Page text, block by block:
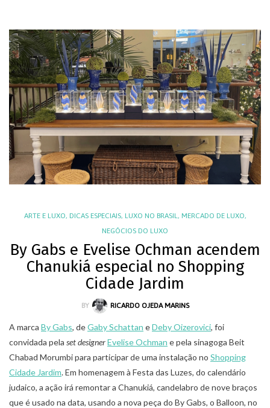
ARTE E LUXO, DICAS ESPECIAIS, LUXO NO BRASIL , MERCADO DE LUXO,
NEGÓCIOS DO LUXO
By Gabs e Evelise Ochman acendem
Chanukiá especial no Shopping
Cidade Jardim
BY RICARDO OJEDA MARINS
A marca By Gabs, deGaby Schattan eDeby Oizerovici, foi
convidada pela set designerEvelise Ochman e pela sinagoga Beit
Chabad Morumbi para participar de uma instalação no Shopping
Cidade Jardim. Em homenagem à Festa das Luzes, do calendário
judaico, a ação irá remontar a Chanukiá, candelabro de nove braços
que é usado na data, usando a nova peça do By Gabs, o Balloon, no